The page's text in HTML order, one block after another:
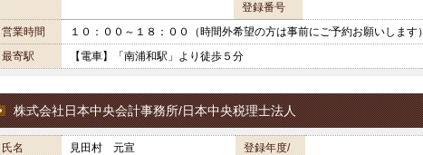
登録番号
営業時間
１０：００～１８：００（時間外希望の方は事前にご予約お願いします）
最寄駅
【電車】「南浦和駅」より徒歩５分
株式会社日本中央会計事務所/日本中央税理士法人
氏名 見田村 元宣
登録年度/